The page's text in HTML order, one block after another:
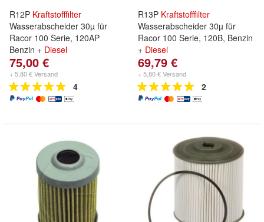
R12P Kraftstofffilter
Wasserabscheider 30µ für
Racor 100 Serie, 120AP
Benzin + Diesel
75,00 €
+ 5,80 € Versand
4
R13P Kraftstofffilter
Wasserabscheider 30µ für
Racor 100 Serie, 120B, Benzin
+ Diesel
69,79 €
+ 5,80 € Versand
2